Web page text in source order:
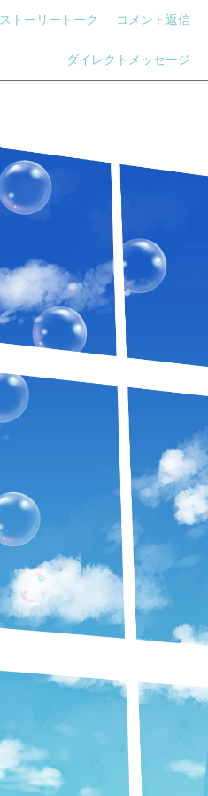
ストーリートーク コメント返信
ダイレクトメッセージ